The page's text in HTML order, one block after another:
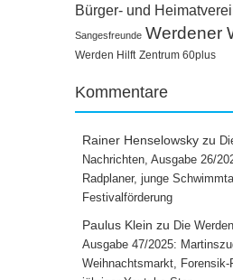
Bürger- und
Sangesfreunde Werdener
Werden Hilft Zentrum 60plus
Kommentare
Rainer Henselowsky zu
Nachrichten, Ausgabe 26/
Radplaner, junge
Festivalförderung
Paulus Klein zu Die
Ausgabe 47/2025:
Weihnachtsmarkt, Forensik-